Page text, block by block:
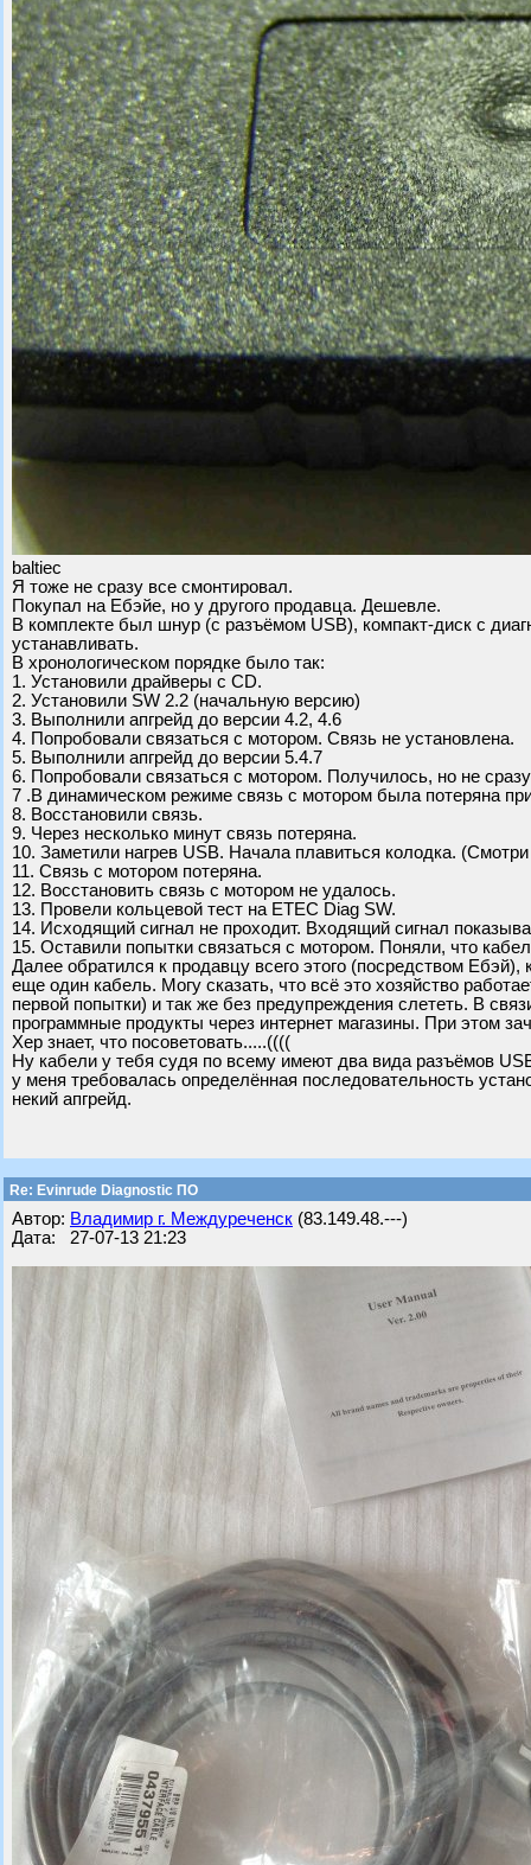
baltiec
Я тоже не сразу все смонтировал.
Покупал на Ебэйе, но у другого продавца. Дешевле.
В комплекте был шнур (с разъёмом USB), компакт-диск с
устанавливать.
В хронологическом порядке было так:
1. Установили драйверы с CD.
2. Установили SW 2.2 (начальную версию)
3. Выполнили апгрейд до версии 4.2, 4.6
4. Попробовали связаться с мотором. Связь не установлена.
5. Выполнили апгрейд до версии 5.4.7
6. Попробовали связаться с мотором. Получилось, но не
7 .В динамическом режиме связь с мотором была потеряна
8. Восстановили связь.
9. Через несколько минут связь потеряна.
10. Заметили нагрев USB. Начала плавиться колодка.
11. Связь с мотором потеряна.
12. Восстановить связь с мотором не удалось.
13. Провели кольцевой тест на ETEC Diag SW.
14. Исходящий сигнал не проходит. Входящий сигнал
15. Оставили попытки связаться с мотором. Поняли, что
Далее обратился к продавцу всего этого (посредством
еще один кабель. Могу сказать, что всё это хозяйство
первой попытки) и так же без предупреждения слететь. В
программные продукты через интернет магазины. При этом
Хер знает, что посоветовать.....((((
Ну кабели у тебя судя по всему имеют два вида разъёмов
у меня требовалась определённая последовательность
некий апгрейд.
Re: Evinrude Diagnostic ПО
Автор: Владимир г. Междуреченск (83.149.48.---)
Дата: 27-07-13 21:23